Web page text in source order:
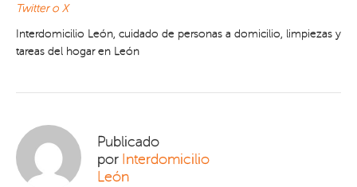
Twitter o X
Interdomicilio León, cuidado de personas a domicilio, limpiezas y
tareas del hogar en León
Publicado
por Interdomicilio
León